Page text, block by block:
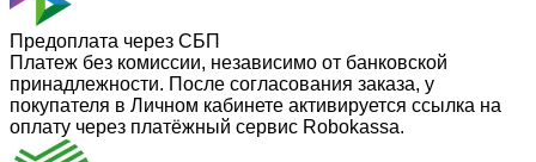
Предоплата через СБП
Платеж без комиссии, независимо от банковской
принадлежности. После согласования заказа, у
покупателя в Личном кабинете активируется ссылка на
оплату через платёжный сервис Robokassa.